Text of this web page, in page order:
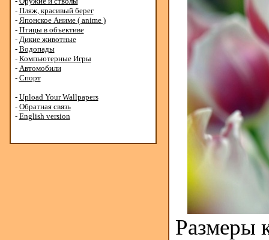
- Пляж, красивый берег
- Японское Аниме ( anime )
- Птицы в объективе
- Дикие животные
- Водопады
- Компьютерные Игры
- Автомобили
- Спорт
- Upload Your Wallpapers
- Обратная связь
- English version
Размеры